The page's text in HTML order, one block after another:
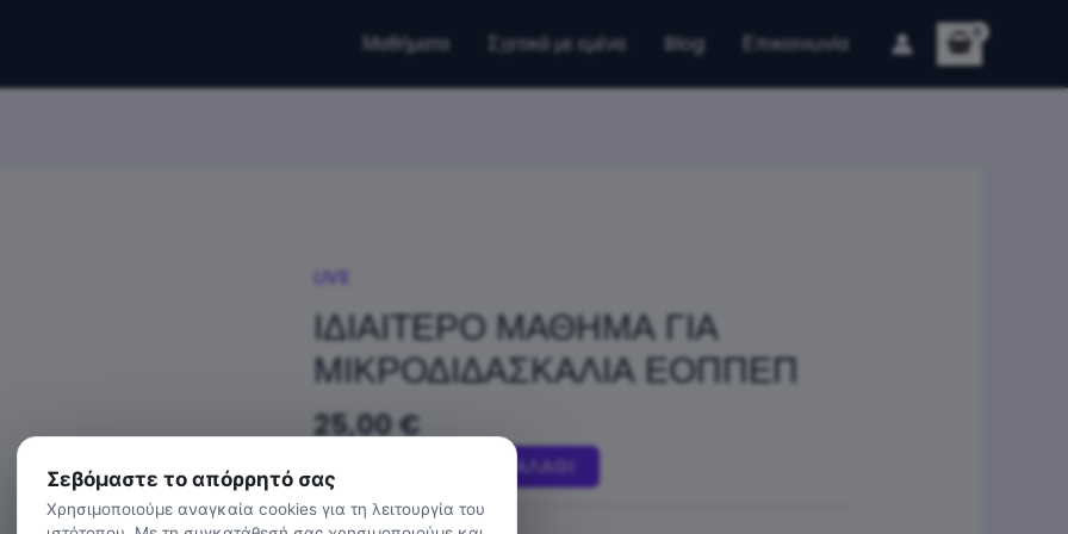
Μαθήματα Σχετικά με εμένα Blog Επικοινωνία
LIVE
ΙΔΙΑΙΤΕΡΟ ΜΑΘΗΜΑ ΓΙΑ
ΜΙΚΡΟΔΙΔΑΣΚΑΛΙΑ ΕΟΠΠΕΠ
25,00€
ΜΑΘΗΜΑ
ΓΙΑ
ΠΡΟΣΘΉΚΗ ΣΤΟ ΚΑΛΆΘΙ
Σεβόμαστε το απόρρητό σας
Χρησιμοποιούμε αναγκαία cookies για τη λειτουργία του